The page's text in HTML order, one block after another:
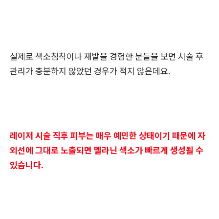
실제로 색소침착이나 재발을 경험한 분들을 보면 시술 후
관리가 충분하지 않았던 경우가 적지 않은데요.
레이저 시술 직후 피부는 매우 예민한 상태이기 때문에 자
외선에 그대로 노출되면 멜라닌 색소가 빠르게 생성될 수
있습니다.